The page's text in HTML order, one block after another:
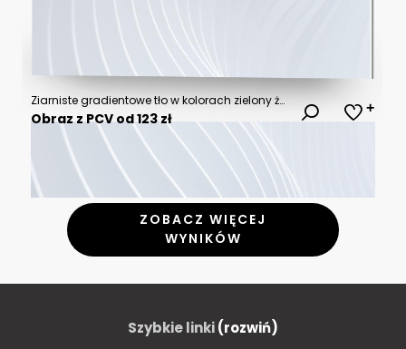
Ziarniste gradientowe tło w kolorach zielony żółty, szum tekstura na tapecie. Szablon baneru lub plakatu w stylu graficznym retro. Światła ledowe holo bokeh na projekcie okładki
Obraz z PCV od 123 zł
ZOBACZ WIĘCEJ
WYNIKÓW
Szybkie linki(rozwiń)